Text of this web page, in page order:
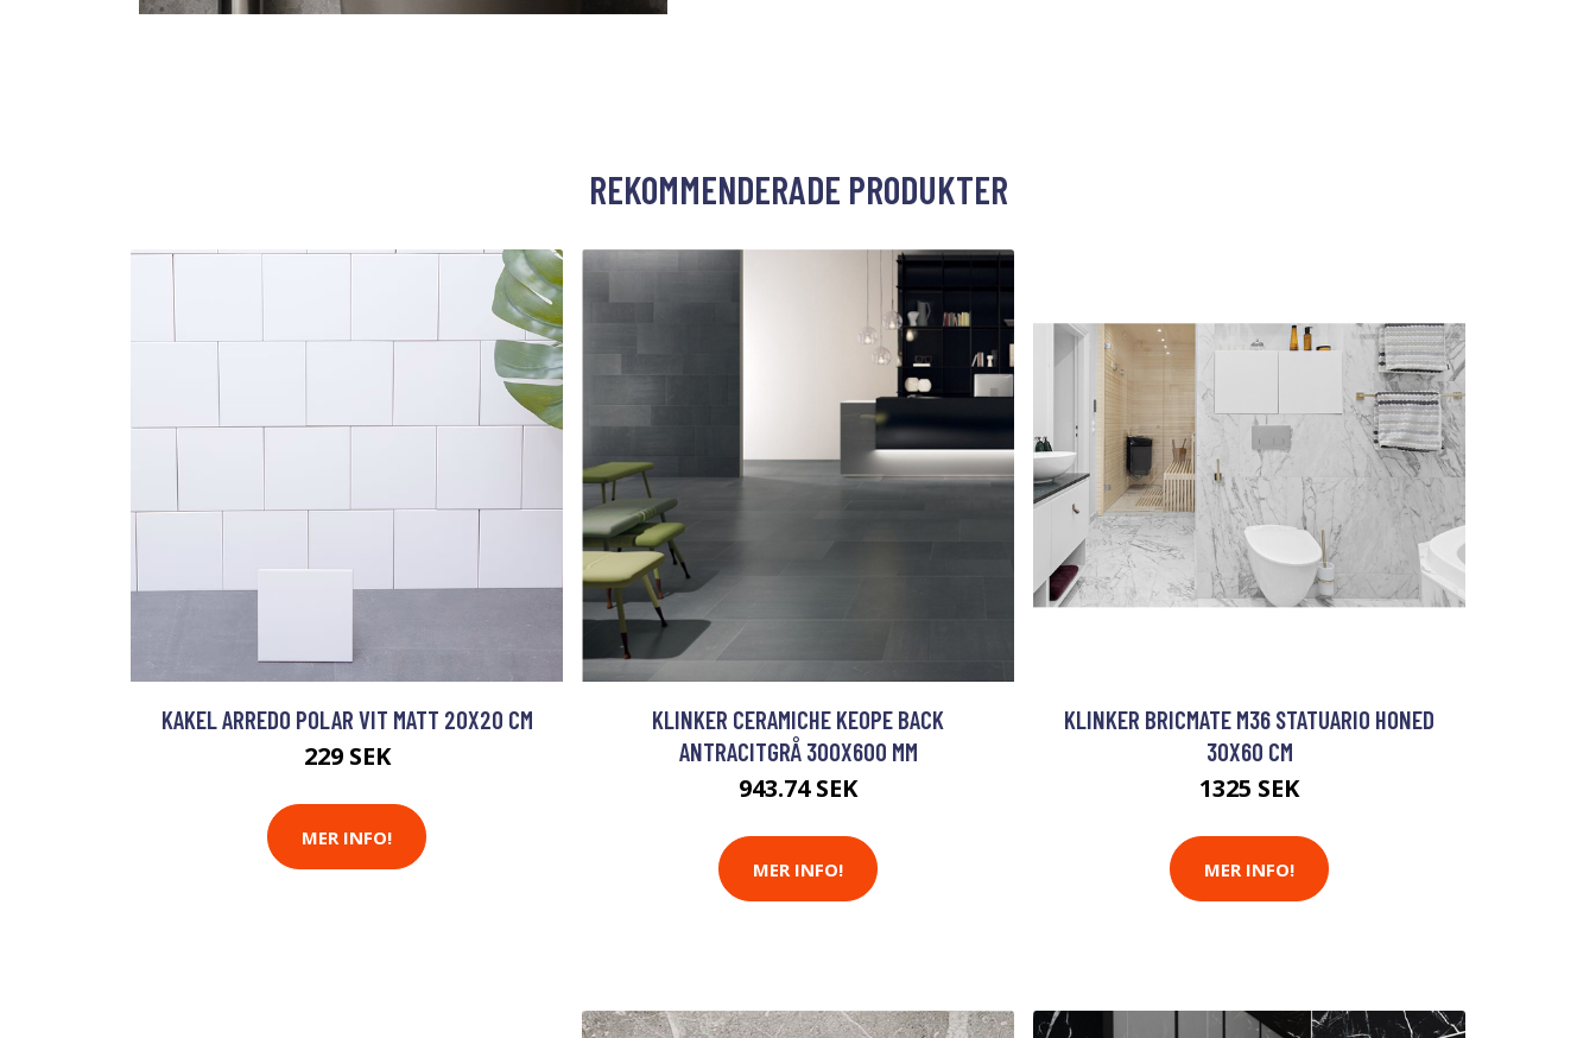
REKOMMENDERADE PRODUKTER
KAKEL ARREDO POLAR VIT MATT 20X20 CM
229 SEK
MER INFO!
KLINKER CERAMICHE KEOPE BACK
ANTRACITGRÅ 300X600 MM
943.74 SEK
MER INFO!
KLINKER BRICMATE M36 STATUARIO HONED
30X60 CM
1325 SEK
MER INFO!